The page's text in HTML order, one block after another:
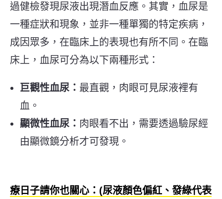
過健檢發現尿液出現潛血反應。其實，血尿是
一種症狀和現象，並非一種單獨的特定疾病，
成因眾多，在臨床上的表現也有所不同。在臨
床上，血尿可分為以下兩種形式：
巨觀性血尿： 最直觀，肉眼可見尿液裡有
血。
顯微性血尿： 肉眼看不出，需要透過驗尿經
由顯微鏡分析才可發現。
療日子請你也關心：(尿液顏色偏紅、發綠代表